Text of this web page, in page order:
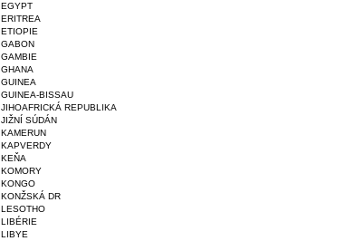
EGYPT
ERITREA
ETIOPIE
GABON
GAMBIE
GHANA
GUINEA
GUINEA-BISSAU
JIHOAFRICKÁ REPUBLIKA
JIŽNÍ SÚDÁN
KAMERUN
KAPVERDY
KEŇA
KOMORY
KONGO
KONŽSKÁ DR
LESOTHO
LIBÉRIE
LIBYE